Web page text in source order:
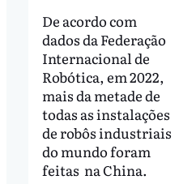
De acordo com
dados da Federação
Internacional de
Robótica, em 2022,
mais da metade de
todas as instalações
de robôs industriais
do mundo foram
feitas na China.